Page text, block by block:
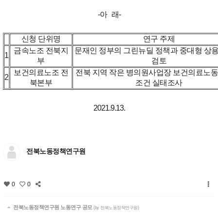
-아 래-
신청 단위명
연구 주제
1
금속노조 전북지
부
문재인 정부의 그린뉴딜 정책과 중대형 상
검토
2
보건의료노조 전
북본부
전북 지역 작은 병의원사업장 보건의료노
조건 실태조사
2021.9.13.
전북노동정책연구원
0 0
전북노동정책연구원 노동연구 공모 (by 전북노동정책연구원)